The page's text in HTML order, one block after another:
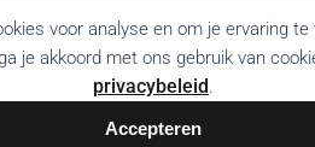
voor analyse en om je ervaring
je akkoord met ons gebruik van
privacybeleid.
Accepteren